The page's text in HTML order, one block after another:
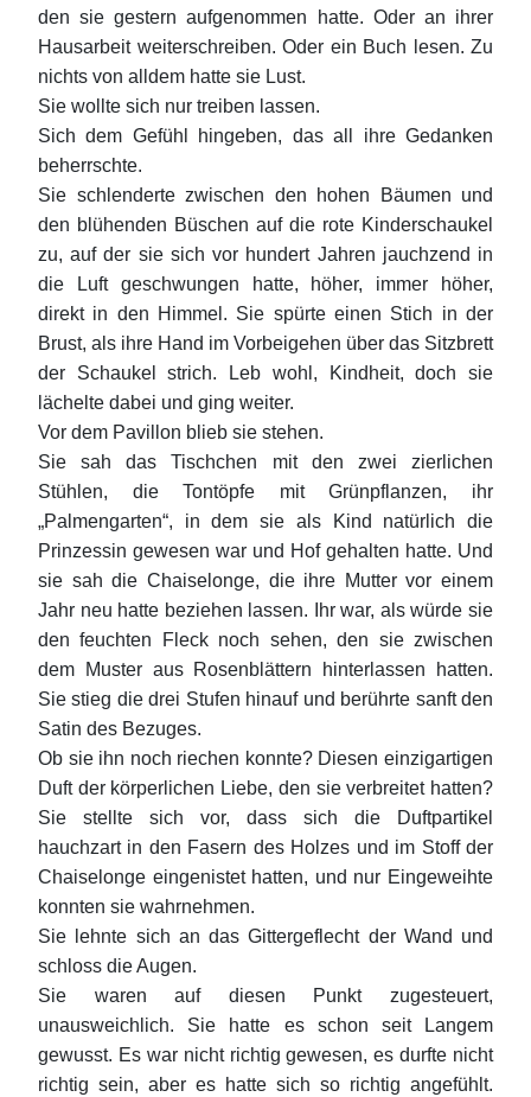
den sie gestern aufgenommen hatte. Oder an ihrer
Hausarbeit weiterschreiben. Oder ein Buch lesen. Zu
nichts von alldem hatte sie Lust.
Sie wollte sich nur treiben lassen.
Sich dem Gefühl hingeben, das all ihre Gedanken
beherrschte.
Sie schlenderte zwischen den hohen Bäumen und
den blühenden Büschen auf die rote Kinderschaukel
zu, auf der sie sich vor hundert Jahren jauchzend in
die Luft geschwungen hatte, höher, immer höher,
direkt in den Himmel. Sie spürte einen Stich in der
Brust, als ihre Hand im Vorbeigehen über das Sitzbrett
der Schaukel strich. Leb wohl, Kindheit, doch sie
lächelte dabei und ging weiter.
Vor dem Pavillon blieb sie stehen.
Sie sah das Tischchen mit den zwei zierlichen
Stühlen, die Tontöpfe mit Grünpflanzen, ihr
„Palmengarten“, in dem sie als Kind natürlich die
Prinzessin gewesen war und Hof gehalten hatte. Und
sie sah die Chaiselonge, die ihre Mutter vor einem
Jahr neu hatte beziehen lassen. Ihr war, als würde sie
den feuchten Fleck noch sehen, den sie zwischen
dem Muster aus Rosenblättern hinterlassen hatten.
Sie stieg die drei Stufen hinauf und berührte sanft den
Satin des Bezuges.
Ob sie ihn noch riechen konnte? Diesen einzigartigen
Duft der körperlichen Liebe, den sie verbreitet hatten?
Sie stellte sich vor, dass sich die Duftpartikel
hauchzart in den Fasern des Holzes und im Stoff der
Chaiselonge eingenistet hatten, und nur Eingeweihte
konnten sie wahrnehmen.
Sie lehnte sich an das Gittergeflecht der Wand und
schloss die Augen.
Sie waren auf diesen Punkt zugesteuert,
unausweichlich. Sie hatte es schon seit Langem
gewusst. Es war nicht richtig gewesen, es durfte nicht
richtig sein, aber es hatte sich so richtig angefühlt.